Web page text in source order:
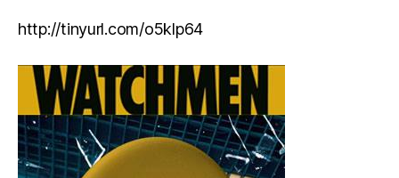
http://tinyurl.com/o5klp64